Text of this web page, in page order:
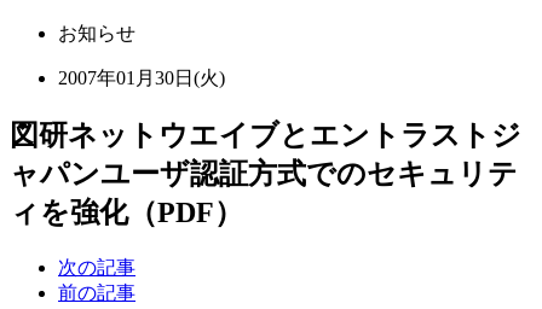
お知らせ
2007年01月30日(火)
図研ネットウエイブとエントラストジ
ャパンユーザ認証方式でのセキュリテ
ィを強化（PDF）
次の記事
前の記事